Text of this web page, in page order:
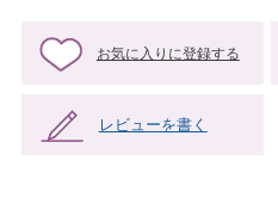
お気に入りに登録する
レビューを書く